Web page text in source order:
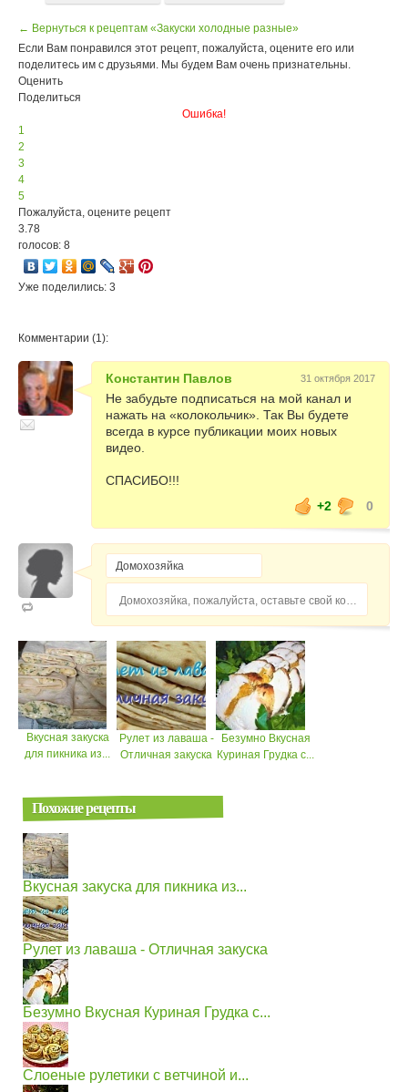
← Вернуться к рецептам «Закуски холодные разные»
Если Вам понравился этот рецепт, пожалуйста, оцените его или
поделитесь им с друзьями. Мы будем Вам очень признательны.
Оценить
Поделиться
Ошибка!
1
2
3
4
5
Пожалуйста, оцените рецепт
3.78
голосов: 8
Уже поделились: 3
Комментарии (1):
Константин Павлов 31 октября 2017
Не забудьте подписаться на мой канал и
нажать на «колокольчик». Так Вы будете
всегда в курсе публикации моих новых
видео.
СПАСИБО!!!
+2
0
Домохозяйка, пожалуйста, оставьте свой комментарий...
Вкусная закуска
для пикника из...
Рулет из лаваша -
Отличная закуска
Безумно Вкусная
Куриная Грудка с...
Похожие рецепты
Вкусная закуска для пикника из...
Рулет из лаваша - Отличная закуска
Безумно Вкусная Куриная Грудка с...
Слоеные рулетики с ветчиной и...